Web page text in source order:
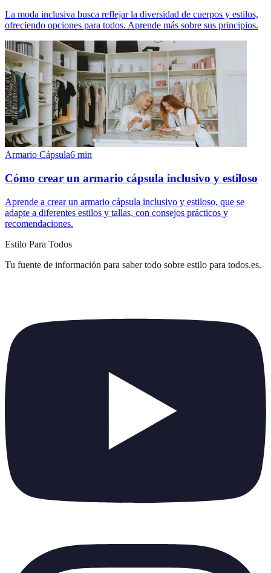
La moda inclusiva busca reflejar la diversidad de cuerpos y estilos,
ofreciendo opciones para todos. Aprende más sobre sus principios.
Armario Cápsula6 min
Cómo crear un armario cápsula inclusivo y estiloso
Aprende a crear un armario cápsula inclusivo y estiloso, que se
adapte a diferentes estilos y tallas, con consejos prácticos y
recomendaciones.
Estilo Para Todos
Tu fuente de información para saber todo sobre estilo para todos.es.